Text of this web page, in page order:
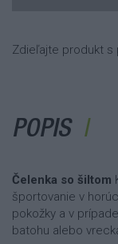
Zdieľajte produkt s
POPIS
Čelenka so šiltom
športovanie v
pokožky a v
batohu alebo